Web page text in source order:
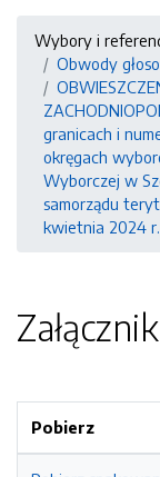
Wybory i
Obwody
granicach i
okręgach
Wyborczej w
samorządu
kwietnia 2024 r.
Pobierz